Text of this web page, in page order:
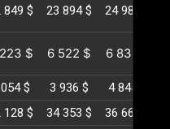
849 $ 23 894 $ 24 986 $
$ 6 522 $ 6 836 $
$ 3 936 $ 4 845 $
128 $ 34 353 $ 36 668 $